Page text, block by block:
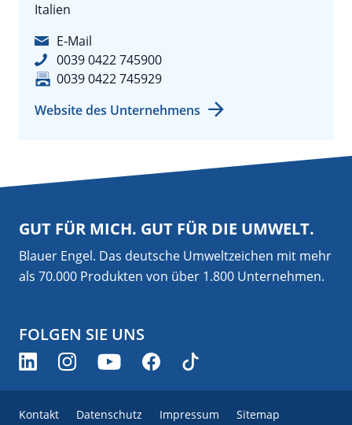
Italien
E-Mail
0039 0422 745900
0039 0422 745929
Website des Unternehmens
GUT FÜR MICH. GUT FÜR DIE UMWELT.
Blauer Engel. Das deutsche Umweltzeichen mit mehr
als 70.000 Produkten von über 1.800 Unternehmen.
FOLGEN SIE UNS
Kontakt Datenschutz Impressum Sitemap